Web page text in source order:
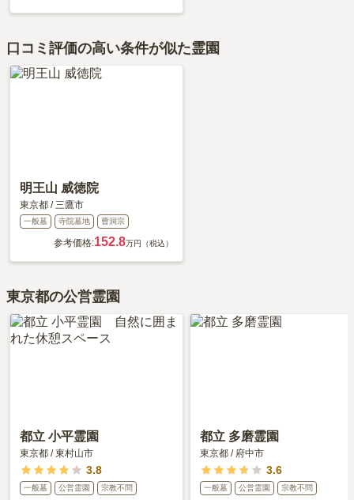
口コミ評価の高い条件が似た霊園
明王山 威徳院
東京都 /三鷹市
一般墓 寺院墓地 曹洞宗
参考価格:152.8万円（税込）
東京都の公営霊園
都立 小平霊園
東京都 /東村山市
3.8
一般墓 公営霊園 宗教不問
都立 多磨霊園
東京都 / 府中市
3.6
一般墓 公営霊園 宗教不問